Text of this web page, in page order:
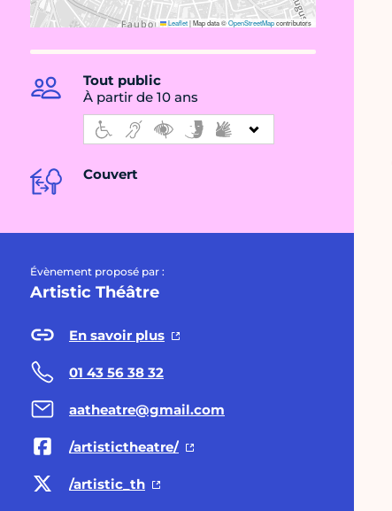
Leaflet|Map data ©OpenStreetMapcontributors
Tout public
À partir de 10 ans
Couvert
Évènement proposé par :
Artistic Théâtre
En savoir plus
01 43 56 38 32
aatheatre@gmail.com
/artistictheatre/
/artistic_th